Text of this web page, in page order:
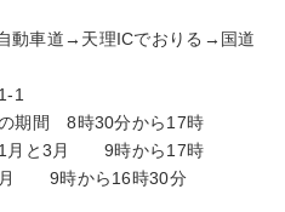
動車道→天理ICでおりる→国道
1
期間 8時30分から17時
9時から17時
ら16時30分